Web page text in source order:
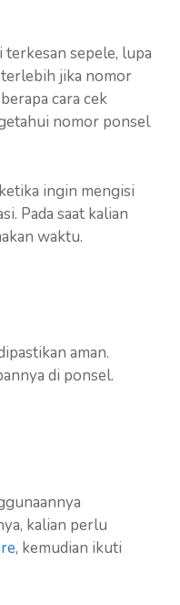
sepele, lupa
jika nomor
cara cek
nomor ponsel
ingin mengisi
Pada saat kalian
waktu.
aman.
di ponsel.
kalian perlu
, kemudian ikuti